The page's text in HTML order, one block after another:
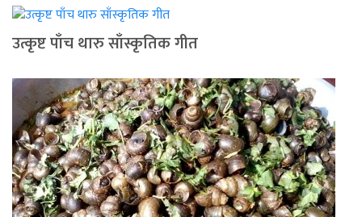
उत्कृष्ट पाँच थारु साँस्कृतिक गीत